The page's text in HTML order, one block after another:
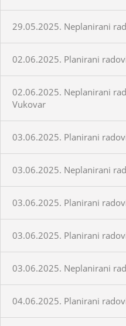
29.05.2025. Neplanirani
02.06.2025. Planirani
02.06.2025. Neplanirani
Vukovar
03.06.2025. Planirani
03.06.2025. Neplanirani
03.06.2025. Planirani
03.06.2025. Planirani
03.06.2025. Neplanirani
04.06.2025. Planirani